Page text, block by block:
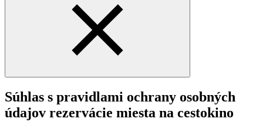
Súhlas s pravidlami ochrany osobných
údajov rezervácie miesta na cestokino